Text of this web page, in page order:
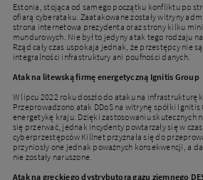
Estonia, stojąca od samego początku konfliktu po
ofiarą cyberataku. Zaatakowane zostały witryny
strona internetowa prezydenta oraz strony kilku
mundurowych. Nie był to jedyny atak tego rodzaju
Rząd cały czas uspokaja jednak, że przestępcy nie
integralności infrastruktury ani poufności danych.
Atak na litewską firmę energetyczną Ignitis Group
W lipcu 2022 roku doszło do ataku na infrastrukturę
Przeprowadzono atak DDoS na witrynę spółki
energetykę kraju. Dzięki zastosowaniu skutecznych
się przerwać, jednak incydenty powtarzały się w
cyberprzestępców Killnet przyznała się do
przyniosły one jednak poważnych konsekwencji, a
nie zostały naruszone.
Atak na greckiego dystrybutora gazu ziemnego